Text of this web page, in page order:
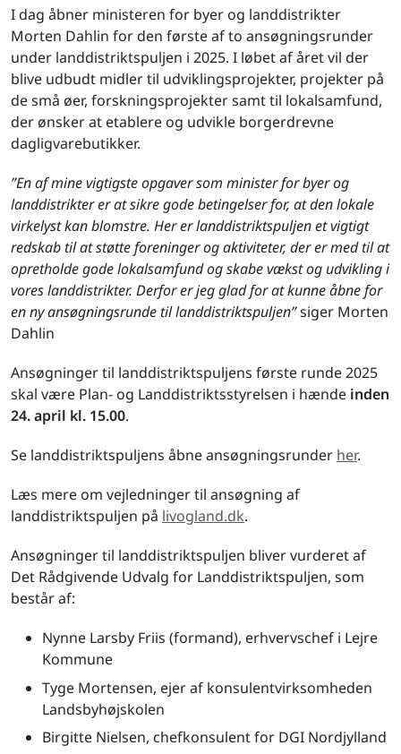
I dag åbner ministeren for byer og landdistrikter
Morten Dahlin for den første af to ansøgningsrunder
under landdistriktspuljen i 2025. I løbet af året vil der
blive udbudt midler til udviklingsprojekter, projekter på
de små øer, forskningsprojekter samt til lokalsamfund,
der ønsker at etablere og udvikle borgerdrevne
dagligvarebutikker.
”En af mine vigtigste opgaver som minister for byer og
landdistrikter er at sikre gode betingelser for, at den lokale
virkelyst kan blomstre. Her er landdistriktspuljen et vigtigt
redskab til at støtte foreninger og aktiviteter, der er med til at
opretholde gode lokalsamfund og skabe vækst og udvikling i
vores landdistrikter. Derfor er jeg glad for at kunne åbne for
en ny ansøgningsrunde til landdistriktspuljen”siger Morten
Dahlin
Ansøgninger til landdistriktspuljens første runde 2025
skal være Plan- og Landdistriktsstyrelsen i hænde inden
24. april kl. 15.00.
Se landdistriktspuljens åbne ansøgningsrunder her.
Læs mere om vejledninger til ansøgning af
landdistriktspuljen på livogland.dk.
Ansøgninger til landdistriktspuljen bliver vurderet af
Det Rådgivende Udvalg for Landdistriktspuljen, som
består af:
Nynne Larsby Friis (formand), erhvervschef i Lejre
Kommune
Tyge Mortensen, ejer af konsulentvirksomheden
Landsbyhøjskolen
Birgitte Nielsen, chefkonsulent for DGI Nordjylland